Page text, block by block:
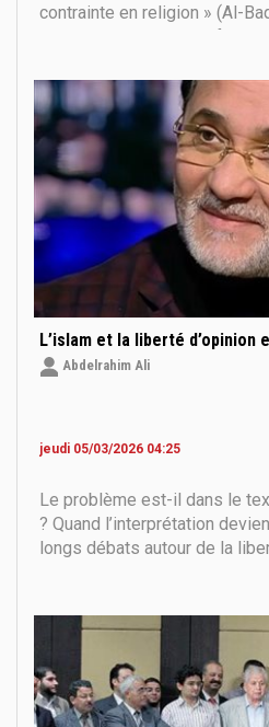
contrainte en religion » (Al-
question tout aussi profonde
soient croyants, pourquoi
L’islam et la liberté d’opinion
Abdelrahim Ali
jeudi 05/03/2026 04:25
Le problème est-il dans le
? Quand l’interprétation
longs débats autour de la
religieux est immuable,